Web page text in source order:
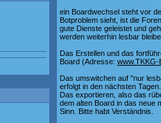
ein Boardwechsel steht vor
Botproblem sieht, ist die
gute Dienste geleistet und
werden weiterhin lesbar
Das Erstellen und das
Board (Adresse: www.TKKG-
Das umswitchen auf "nur
erfolgt in den nächsten
Das exportieren, also das
dem alten Board in das neue
Sinn. Bitte habt Verständnis.